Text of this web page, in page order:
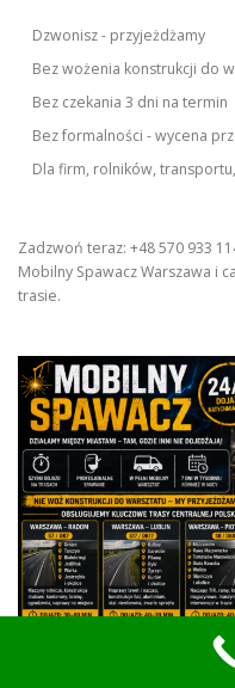
Dzwonisz - przyjeżdżamy
Bez wożenia konstrukcji do
Bez czekania 3 dni na termin
Bez formalności - wycena
Dla firm, rolników,
Zadzwoń teraz: +48 570 933
Mobilny Spawacz Warszawa i
trasie.